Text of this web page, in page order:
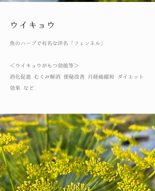
ウイキョウ
​魚のハーブで有名な洋名「フェンネル」
​＜ウイキョウがもつ効能等＞
消化促進 むくみ解消 便秘改善 月経痛緩和 ダイエット
効果 など